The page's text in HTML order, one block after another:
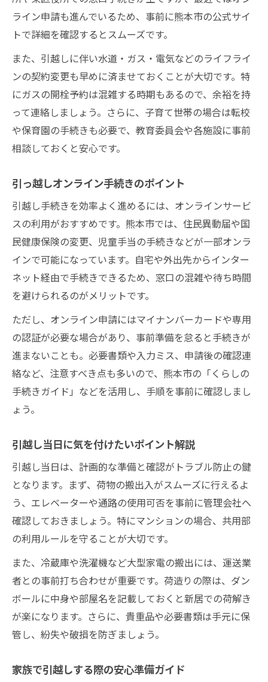
ライン申請も進んでいるため、事前に熊本市の公式サイ
トで詳細を確認するとスムーズです。
また、引越しに伴い水道・ガス・電気などのライフライ
ンの契約変更も早めに済ませておくことが大切です。特
にガスの開栓予約は混雑する時期もあるので、余裕を持
って連絡しましょう。さらに、子育て世帯の場合は転校
や保育園の手続きも必要で、教育委員会や各施設に事前
相談しておくと安心です。
引っ越しオンライン手続きのポイント
引越し手続きを効率よく進めるには、オンラインサービ
スの利用がおすすめです。熊本市では、住民異動届や国
民健康保険の変更、児童手当の手続きなどが一部オンラ
インで可能になっています。自宅や外出先からインター
ネット経由で手続きできるため、窓口の混雑や待ち時間
を避けられるのがメリットです。
ただし、オンライン申請にはマイナンバーカードや専用
の認証が必要な場合があり、事前準備を怠ると手続きが
進まないことも。必要書類や入力ミス、申請後の確認連
絡など、注意すべき点も多いので、熊本市の「くらしの
手続きガイド」などを活用し、手順を事前に確認しまし
ょう。
引越し当日に気を付けたいポイント解説
引越し当日は、計画的な準備と確認がトラブル防止の鍵
となります。まず、荷物の搬出入がスムーズに行えるよ
う、エレベーターや通路の使用可否を事前に管理会社へ
確認しておきましょう。特にマンションの場合、共用部
の利用ルールを守ることが大切です。
また、冷蔵庫や洗濯機など大型家電の搬出には、運送業
者との事前打ち合わせが重要です。荷造りの際は、ダン
ボールに中身や部屋名を記載しておくと新居での荷解き
が楽になります。さらに、貴重品や必要書類は手元に保
管し、紛失や破損を防ぎましょう。
家族で引越しする際の安心準備ガイド